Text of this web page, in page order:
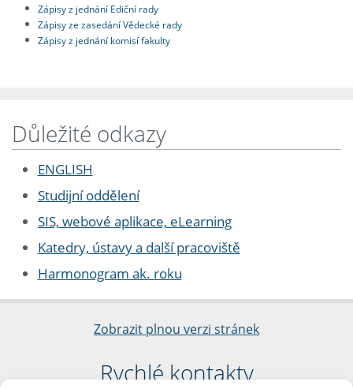
Zápisy z jednání Ediční rady
Zápisy ze zasedání Vědecké rady
Zápisy z jednání komisí fakulty
Důležité odkazy
ENGLISH
Studijní oddělení
SIS, webové aplikace, eLearning
Katedry, ústavy a další pracoviště
Harmonogram ak. roku
Zobrazit plnou verzi stránek
Rychlé kontakty